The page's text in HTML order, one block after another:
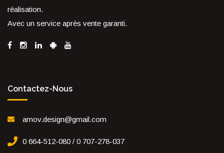
réalisation.
Avec un service après vente garanti.
Contactez-Nous
amov.design@gmail.com
0 664-512-080 / 0 707-278-037